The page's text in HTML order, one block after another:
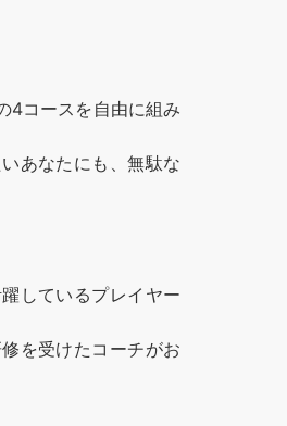
4コースを自由に組み
あなたにも、無駄な
しているプレイヤー
を受けたコーチがお